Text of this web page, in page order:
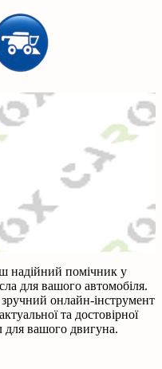
надійний помічник у
для вашого автомобіля.
онлайн-інструмент
та достовірної
для вашого двигуна.